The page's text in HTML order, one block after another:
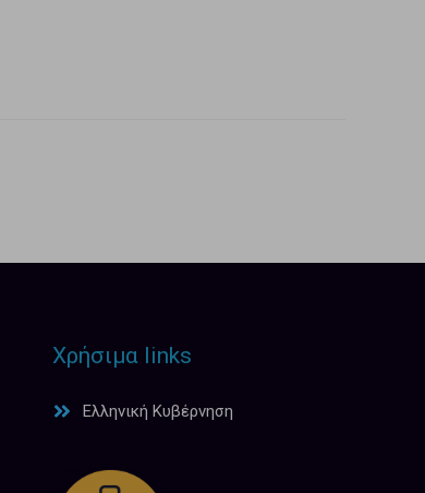
Χρήσιμα links
Ελληνική Κυβέρνηση